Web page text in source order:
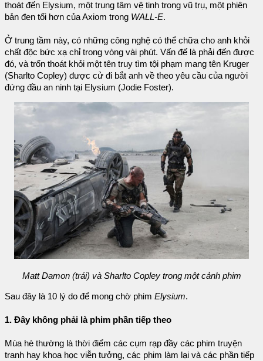
thoát đến Elysium, một trung tâm vệ tinh trong vũ trụ, một phiên
bản đen tối hơn của Axiom trong WALL-E.
Ở trung tầm này, có những công nghệ có thể chữa cho anh khỏi
chất độc bức xạ chỉ trong vòng vài phút. Vấn đế là phải đến được
đó, và trốn thoát khỏi một tên truy tìm tội phạm mang tên Kruger
(Sharlto Copley) được cử đi bắt anh về theo yêu cầu của người
đứng đầu an ninh tại Elysium (Jodie Foster).
Matt Damon (trái) và Sharlto Copley trong một cảnh phim
Sau đây là 10 lý do để mong chờ phim Elysium.
1. Đây không phải là phim phần tiếp theo
Mùa hè thường là thời điểm các cụm rạp đầy các phim truyện
tranh hay khoa học viễn tưởng, các phim làm lại và các phần tiếp